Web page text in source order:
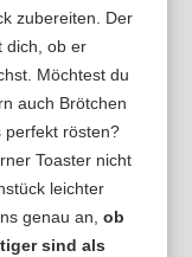
zubereiten. Der
dich, ob er
Möchtest du
auch Brötchen
perfekt rösten?
Toaster nicht
leichter
genau an,ob
sind als